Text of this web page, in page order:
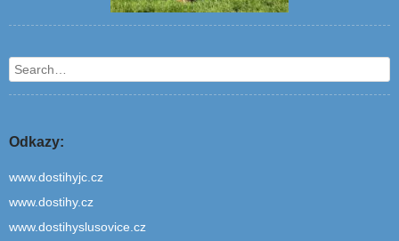
Search
Odkazy:
www.dostihyjc.cz
www.dostihy.cz
www.dostihyslusovice.cz